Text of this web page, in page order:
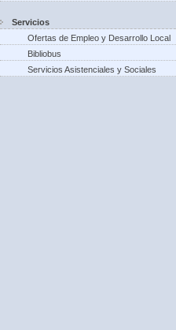
Servicios
Ofertas de Empleo y Desarrollo Local
Bibliobus
Servicios Asistenciales y Sociales